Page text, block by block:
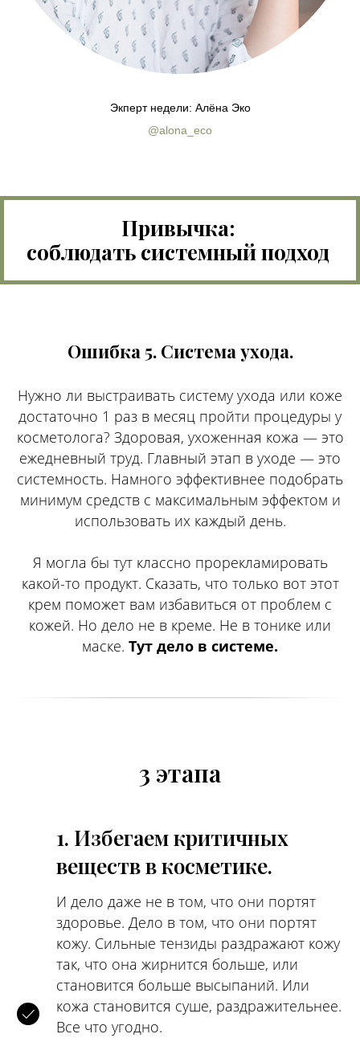
Экперт недели: Алёна Эко
@alona_eco
Привычка:
соблюдать системный подход
Ошибка 5. Система ухода.
Нужно ли выстраивать систему ухода или коже
достаточно 1 раз в месяц пройти процедуры у
косметолога? Здоровая, ухоженная кожа — это
ежедневный труд. Главный этап в уходе — это
системность. Намного эффективнее подобрать
минимум средств с максимальным эффектом и
использовать их каждый день.
Я могла бы тут классно прорекламировать
какой-то продукт. Сказать, что только вот этот
крем поможет вам избавиться от проблем с
кожей. Но дело не в креме. Не в тонике или
маске. Тут дело в системе.
3 этапа
1. Избегаем критичных
веществ в косметике.
И дело даже не в том, что они портят
здоровье. Дело в том, что они портят
кожу. Сильные тензиды раздражают кожу
так, что она жирнится больше, или
становится больше высыпаний. Или
кожа становится суше, раздражительнее.
Все что угодно.